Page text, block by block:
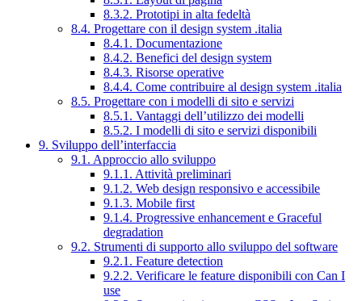
8.3.2. Prototipi in alta fedeltà
8.4. Progettare con il design system .italia
8.4.1. Documentazione
8.4.2. Benefici del design system
8.4.3. Risorse operative
8.4.4. Come contribuire al design system .italia
8.5. Progettare con i modelli di sito e servizi
8.5.1. Vantaggi dell’utilizzo dei modelli
8.5.2. I modelli di sito e servizi disponibili
9. Sviluppo dell’interfaccia
9.1. Approccio allo sviluppo
9.1.1. Attività preliminari
9.1.2. Web design responsivo e accessibile
9.1.3. Mobile first
9.1.4. Progressive enhancement e Graceful
degradation
9.2. Strumenti di supporto allo sviluppo del software
9.2.1. Feature detection
9.2.2. Verificare le feature disponibili con Can I
use